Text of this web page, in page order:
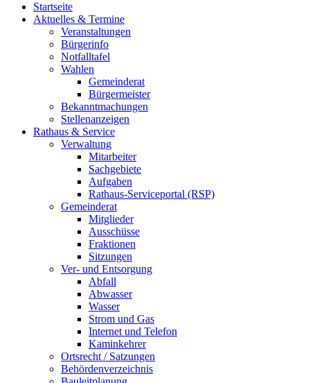
Startseite
Aktuelles & Termine
Veranstaltungen
Bürgerinfo
Notfalltafel
Wahlen
Gemeinderat
Bürgermeister
Bekanntmachungen
Stellenanzeigen
Rathaus & Service
Verwaltung
Mitarbeiter
Sachgebiete
Aufgaben
Rathaus-Serviceportal (RSP)
Gemeinderat
Mitglieder
Ausschüsse
Fraktionen
Sitzungen
Ver- und Entsorgung
Abfall
Abwasser
Wasser
Strom und Gas
Internet und Telefon
Kaminkehrer
Ortsrecht / Satzungen
Behördenverzeichnis